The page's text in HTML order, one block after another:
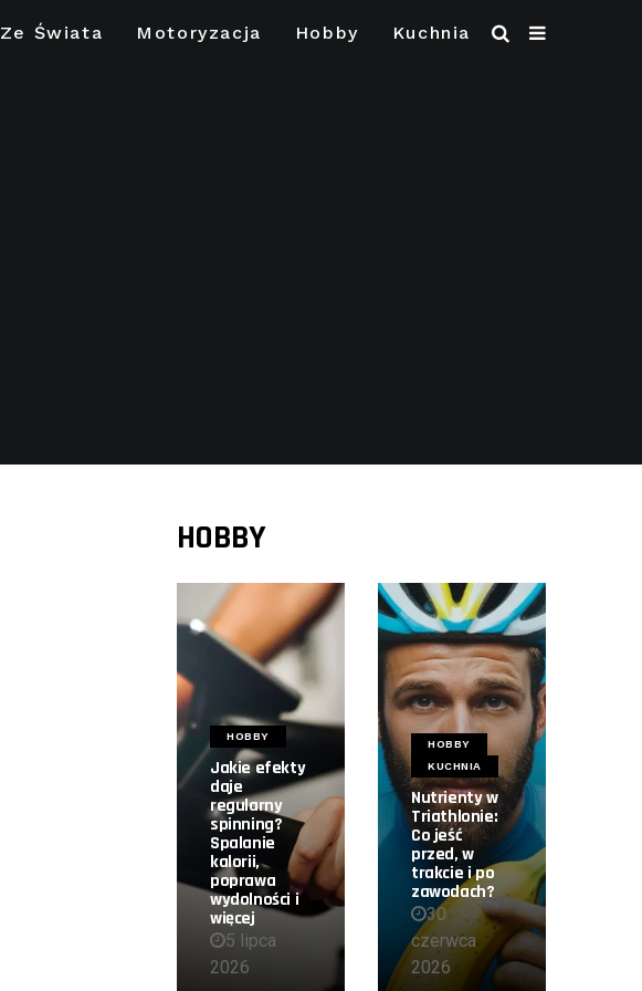
Ze Świata Motoryzacja Hobby Kuchnia
HOBBY
HOBBY
Jakie efekty
daje
regularny
spinning?
Spalanie
kalorii,
poprawa
wydolności i
więcej
5 lipca
2026
HOBBY
KUCHNIA
Nutrienty w
Triathlonie:
Co jeść
przed, w
trakcie i po
zawodach?
30
czerwca
2026